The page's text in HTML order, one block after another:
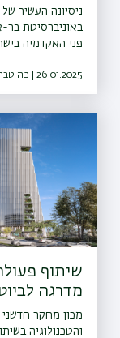
ניסיונה העשיר
באוניברסיטת בר-
פני האקדמיה
26.01.2025 | כה טבת
שיתוף
מדרגה
מכון מחקר
והטכנולוגיה